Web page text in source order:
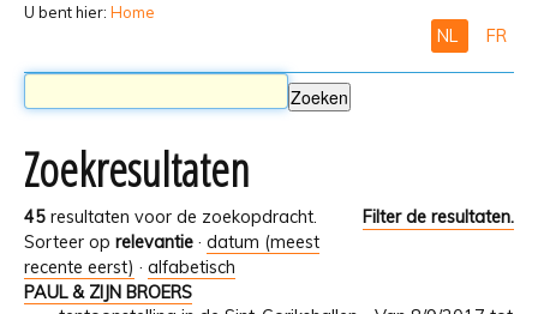
U bent hier: Home
NL FR
Zoekresultaten
45 resultaten voor de zoekopdracht.
Filter de resultaten.
Sorteer op relevantie · datum (meest
recente eerst) · alfabetisch
PAUL & ZIJN BROERS